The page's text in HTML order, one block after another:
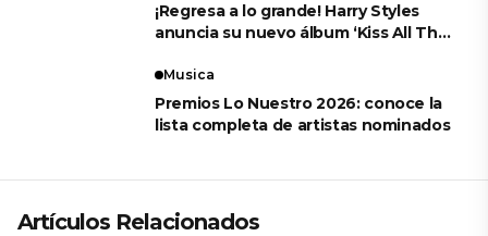
¡Regresa a lo grande! Harry Styles
anuncia su nuevo álbum ‘Kiss All The
Musica
Premios Lo Nuestro 2026: conoce la
lista completa de artistas nominados
Artículos Relacionados